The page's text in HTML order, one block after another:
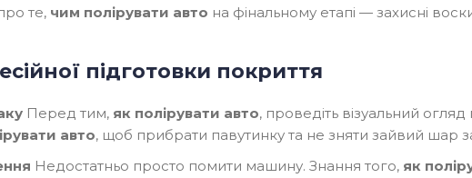
те, чим полірувати авто на фінальному етапі — захисні
підготовки покриття
Перед тим, як полірувати авто, проведіть візуальний
авто, щоб прибрати павутинку та не зняти зайвий шар
Недостатньо просто помити машину. Знання того, як